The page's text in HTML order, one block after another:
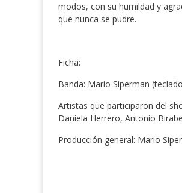
modos, con su humildad y
que nunca se pudre.
Ficha:
Banda: Mario Siperman
Artistas que participaron del
Daniela Herrero, Antonio
Producción general: Mario